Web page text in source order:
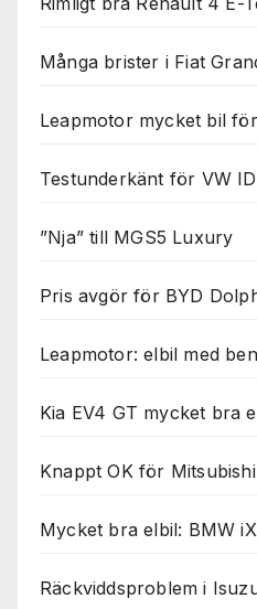
Många brister i Fiat
Leapmotor mycket bil
Testunderkänt för VW
”Nja” till MGS5 Luxury
Pris avgör för BYD
Leapmotor: elbil med
Kia EV4 GT mycket bra
Knappt OK för
Mycket bra elbil: BMW
Räckviddsproblem i